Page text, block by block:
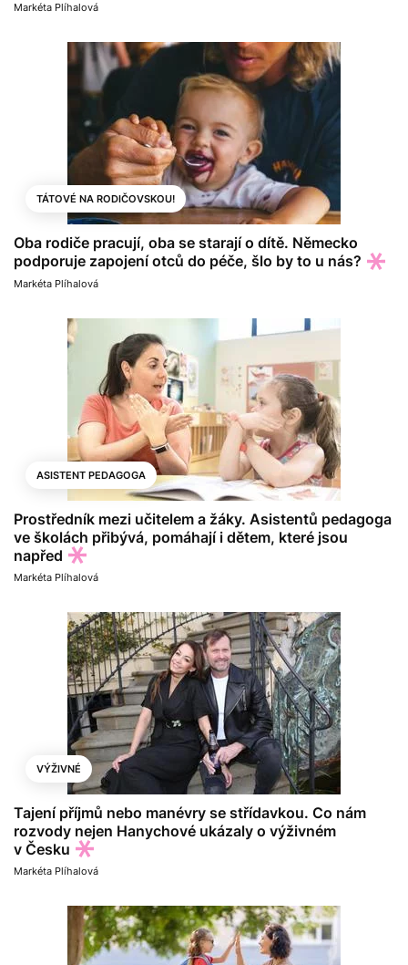
Markéta Plíhalová
TÁTOVÉ NA RODIČOVSKOU!
Oba rodiče pracují, oba se starají o dítě. Německo
podporuje zapojení otců do péče, šlo by to u nás?
Markéta Plíhalová
ASISTENT PEDAGOGA
Prostředník mezi učitelem a žáky. Asistentů pedagoga
ve školách přibývá, pomáhají i dětem, které jsou
napřed
Markéta Plíhalová
VÝŽIVNÉ
Tajení příjmů nebo manévry se střídavkou. Co nám
rozvody nejen Hanychové ukázaly o výživném
v Česku
Markéta Plíhalová